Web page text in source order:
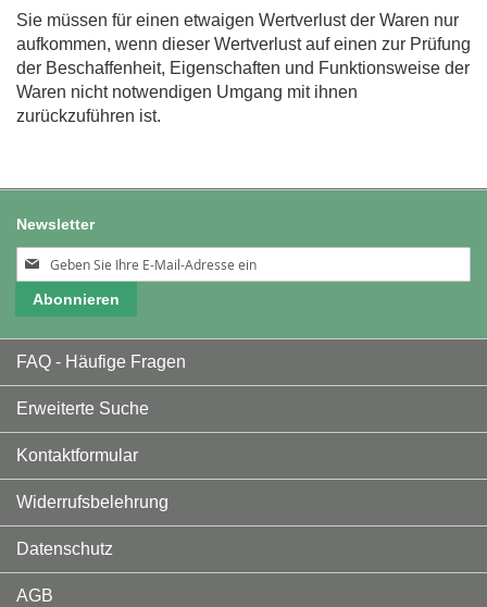
Sie müssen für einen etwaigen Wertverlust der Waren nur
aufkommen, wenn dieser Wertverlust auf einen zur Prüfung
der Beschaffenheit, Eigenschaften und Funktionsweise der
Waren nicht notwendigen Umgang mit ihnen
zurückzuführen ist.
Newsletter
Melden
Sie
sich
unseren
Newsletter
an:
Abonnieren
FAQ - Häufige Fragen
Erweiterte Suche
Kontaktformular
Widerrufsbelehrung
Datenschutz
AGB